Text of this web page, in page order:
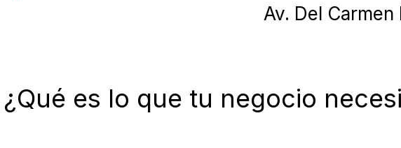
Av. Del
¿Qué es lo que tu negocio